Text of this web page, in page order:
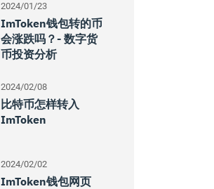
2024/01/23
ImToken钱包转的币
会涨跌吗？- 数字货
币投资分析
2024/02/08
比特币怎样转入
ImToken
2024/02/02
ImToken钱包网页